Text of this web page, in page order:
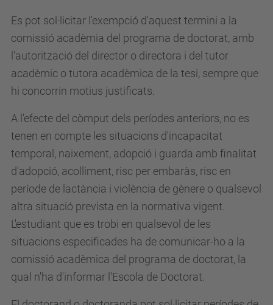
Es pot sol·licitar l'exempció d'aquest termini a la
comissió acadèmia del programa de doctorat, amb
l'autorització del director o directora i del tutor
acadèmic o tutora acadèmica de la tesi, sempre que
hi concorrin motius justificats.
A l'efecte del còmput dels períodes anteriors, no es
tenen en compte les situacions d'incapacitat
temporal, naixement, adopció i guarda amb finalitat
d'adopció, acolliment, risc per embaràs, risc en
període de lactància i violència de gènere o qualsevol
altra situació prevista en la normativa vigent.
L'estudiant que es trobi en qualsevol de les
situacions especificades ha de comunicar-ho a la
comissió acadèmica del programa de doctorat, la
qual n'ha d'informar l'Escola de Doctorat.